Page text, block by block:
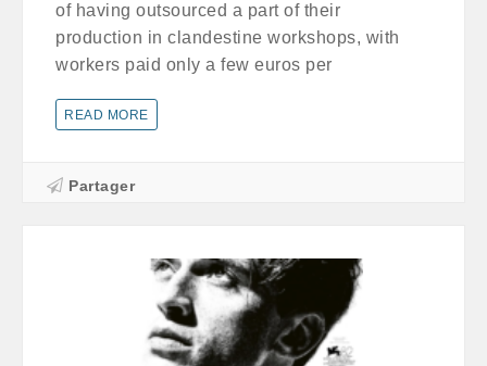
of having outsourced a part of their
production in clandestine workshops, with
workers paid only a few euros per
READ MORE
Partager